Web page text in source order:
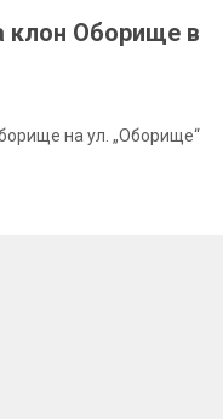
клон Оборище в
на ул. „Оборище“